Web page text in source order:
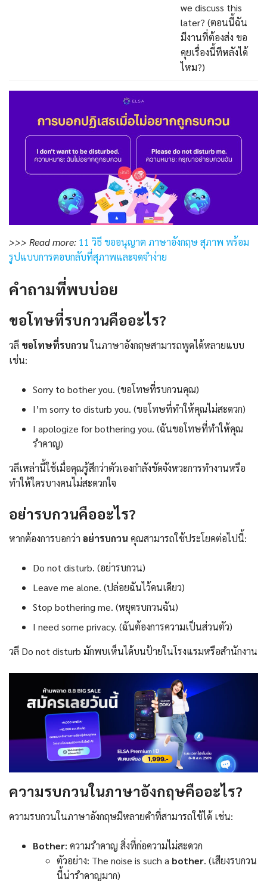
we discuss this
later? (ตอนนี้ฉัน
มีงานที่ต้องส่ง ขอ
คุยเรื่องนี้ทีหลังได้
ไหม?)
>>> Read more: 11 วิธี ขออนุญาต ภาษาอังกฤษ สุภาพ พร้อม
รูปแบบการตอบกลับที่สุภาพและจดจำง่าย
คำถามที่พบบ่อย
ขอโทษที่รบกวนคืออะไร?
วลี ขอโทษที่รบกวนในภาษาอังกฤษสามารถพูดได้หลายแบบ
เช่น:
Sorry to bother you. (ขอโทษที่รบกวนคุณ)
I’m sorry to disturb you. (ขอโทษที่ทำให้คุณไม่สะดวก)
I apologize for bothering you. (ฉันขอโทษที่ทำให้คุณ
รำคาญ)
วลีเหล่านี้ใช้เมื่อคุณรู้สึกว่าตัวเองกำลังขัดจังหวะการทำงานหรือ
ทำให้ใครบางคนไม่สะดวกใจ
อย่ารบกวนคืออะไร?
หากต้องการบอกว่า อย่ารบกวน คุณสามารถใช้ประโยคต่อไปนี้:
Do not disturb. (อย่ารบกวน)
Leave me alone. (ปล่อยฉันไว้คนเดียว)
Stop bothering me. (หยุดรบกวนฉัน)
I need some privacy. (ฉันต้องการความเป็นส่วนตัว)
วลี Do not disturb มักพบเห็นได้บนป้ายในโรงแรมหรือสำนักงาน
ความรบกวนในภาษาอังกฤษคืออะไร?
ความรบกวนในภาษาอังกฤษมีหลายคำที่สามารถใช้ได้ เช่น:
Bother: ความรำคาญ สิ่งที่ก่อความไม่สะดวก
ตัวอย่าง: The noise is such a bother. (เสียงรบกวน
นี้น่ารำคาญมาก)